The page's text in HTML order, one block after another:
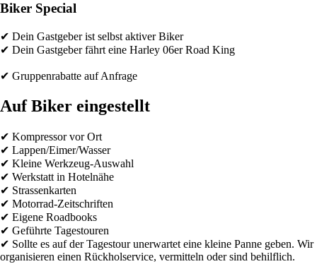
Biker Special
✔ Dein Gastgeber ist selbst aktiver Biker
✔ Dein Gastgeber fährt eine Harley 06er Road King
✔ Gruppenrabatte auf Anfrage
Auf Biker eingestellt
✔ Kompressor vor Ort
✔ Lappen/Eimer/Wasser
✔ Kleine Werkzeug-Auswahl
✔ Werkstatt in Hotelnähe
✔ Strassenkarten
✔ Motorrad-Zeitschriften
✔ Eigene Roadbooks
✔ Geführte Tagestouren
✔ Sollte es auf der Tagestour unerwartet eine kleine Panne geben. Wir
organisieren einen Rückholservice, vermitteln oder sind behilflich.